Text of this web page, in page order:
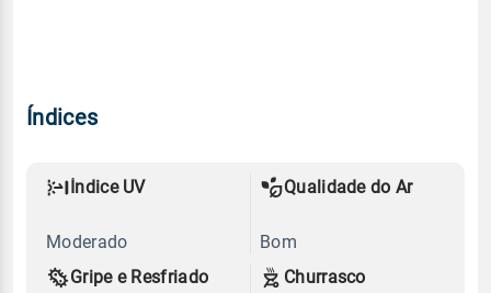
Índices
Índice UV
Moderado
Qualidade do Ar
Bom
Gripe e Resfriado
Churrasco